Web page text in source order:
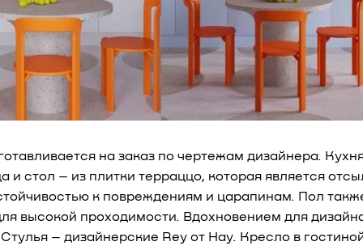
на заказ по чертежам дизайнера.
и стол – из плитки терраццо, которая является
к повреждениям и царапинам. Пол
высокой проходимости. Вдохновением для
Стулья – дизайнерские Rey от Hay. Кресло в